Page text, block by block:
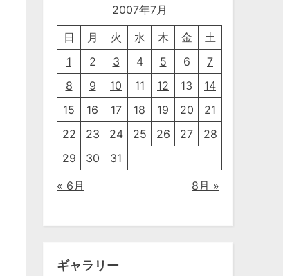
2007年7月
日 月 火 水 木 金
土
1
2 3 4 5 6
7
8
9 10 11 12 13
14
15
16 17 18 19 20
21
22
23 24 25 26 27
28
29
30 31
« 6月 8月 »
ギャラリー